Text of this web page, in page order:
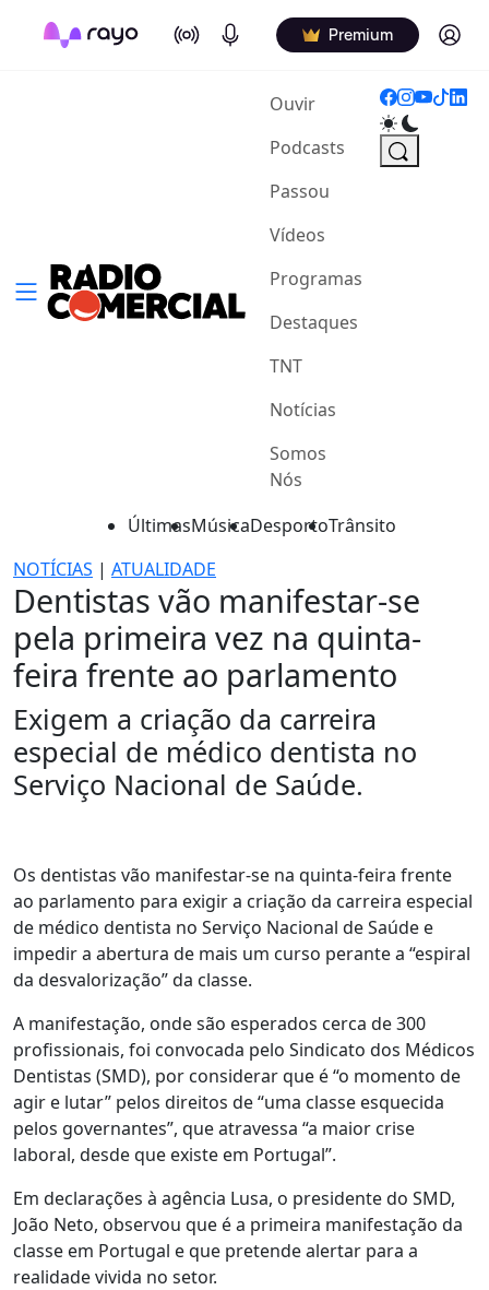
On Air Podcasts Premium Log in
Ouvir(current)
Podcasts
Passou
Vídeos
Programas
Destaques
TNT
Notícias
Somos
Nós
ÚltimasMúsicaDesportoTrânsito
NOTÍCIAS | ATUALIDADE
Dentistas vão manifestar-se
pela primeira vez na quinta-
feira frente ao parlamento
Exigem a criação da carreira
especial de médico dentista no
Serviço Nacional de Saúde.
Os dentistas vão manifestar-se na quinta-feira frente
ao parlamento para exigir a criação da carreira especial
de médico dentista no Serviço Nacional de Saúde e
impedir a abertura de mais um curso perante a “espiral
da desvalorização” da classe.
A manifestação, onde são esperados cerca de 300
profissionais, foi convocada pelo Sindicato dos Médicos
Dentistas (SMD), por considerar que é “o momento de
agir e lutar” pelos direitos de “uma classe esquecida
pelos governantes”, que atravessa “a maior crise
laboral, desde que existe em Portugal”.
Em declarações à agência Lusa, o presidente do SMD,
João Neto, observou que é a primeira manifestação da
classe em Portugal e que pretende alertar para a
realidade vivida no setor.